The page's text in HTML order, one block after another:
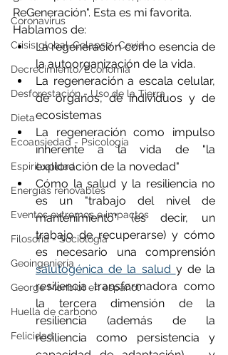
Coronavirus
Crisis global-Colapso -Covid
Decrecimiento/Economía
Desforestación - Uso de la Tierra
Dieta
Ecoansiedad - Psicología
Espiritualidad
Energías renovables
Eventos extremos e impactos
Filosofía - Sociología
Geoingeniería
George Monbiot en español
Huella de carbono
Felicidad
ReGeneración". Esta es mi favorita.
Hablamos de:
La regeneración como esencia de
la autoorganización de la vida.
La regeneración a escala celular,
de órganos, de individuos y de
ecosistemas
La regeneración como impulso
inherente a la vida de "la
exploración de la novedad"
Cómo la salud y la resiliencia no
es un "trabajo del nivel de
mantenimiento" (es decir, un
trabajo de recuperarse) y cómo
salutogénica de la salud y de la
resiliencia transformadora como
la tercera dimensión de la
resiliencia (además de la
resiliencia como persistencia y